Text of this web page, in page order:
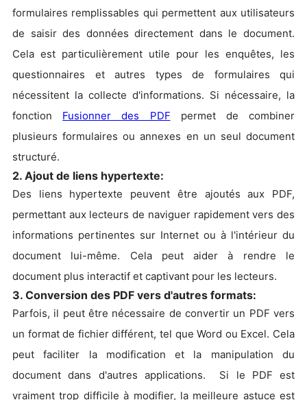
formulaires remplissables qui permettent aux utilisateurs
de saisir des données directement dans le document.
Cela est particulièrement utile pour les enquêtes, les
questionnaires et autres types de formulaires qui
nécessitent la collecte d'informations. Si nécessaire, la
fonction Fusionner des PDF permet de combiner
plusieurs formulaires ou annexes en un seul document
structuré.
2. Ajout de liens hypertexte:
Des liens hypertexte peuvent être ajoutés aux PDF,
permettant aux lecteurs de naviguer rapidement vers des
informations pertinentes sur Internet ou à l'intérieur du
document lui-même. Cela peut aider à rendre le
document plus interactif et captivant pour les lecteurs.
3. Conversion des PDF vers d'autres formats:
Parfois, il peut être nécessaire de convertir un PDF vers
un format de fichier différent, tel que Word ou Excel. Cela
peut faciliter la modification et la manipulation du
document dans d'autres applications. Si le PDF est
vraiment trop difficile à modifier, la meilleure astuce est